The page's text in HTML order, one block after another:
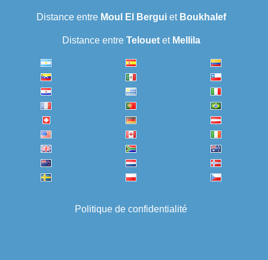
Distance entre Moul El Berguiet Boukhalef
Distance entre Telouetet Mellila
Politique de confidentialité